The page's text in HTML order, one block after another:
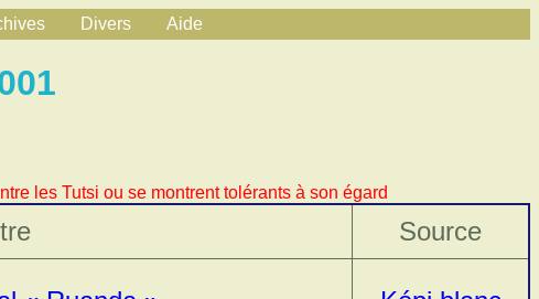
Divers Aide
les Tutsi ou se montrent tolérants à son égard
Source